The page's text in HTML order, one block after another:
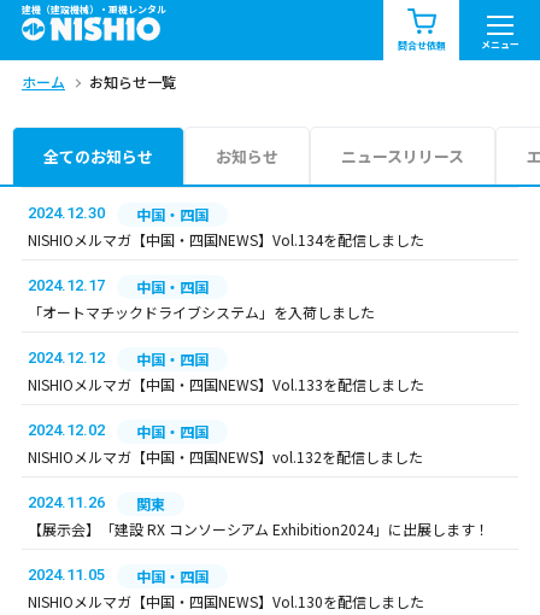
建機（建設機械）・重機レンタル
問合せ依頼 メニュー
商品一覧 お知らせ一覧
問合せ依頼リスト
エリア情報を見る
ホーム お知らせ一覧
全てのお知らせ お知らせ ニュースリリース
2024.12.30
中国・四国
NISHIOメルマガ【中国・四国NEWS】Vol.134を配信しました
2024.12.17
中国・四国
「オートマチックドライブシステム」を入荷しました
2024.12.12
中国・四国
NISHIOメルマガ【中国・四国NEWS】Vol.133を配信しました
2024.12.02
中国・四国
NISHIOメルマガ【中国・四国NEWS】vol.132を配信しました
2024.11.26
関東
【展示会】「建設 RX コンソーシアム Exhibition2024」に出展します！
2024.11.05
中国・四国
NISHIOメルマガ【中国・四国NEWS】Vol.130を配信しました